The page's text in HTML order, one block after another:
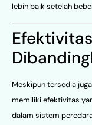
lebih baik setelah
Meskipun tersedia
memiliki efektivitas
dalam sistem